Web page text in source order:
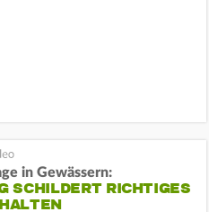
in Gewässern:
SCHILDERT RICHTIGES